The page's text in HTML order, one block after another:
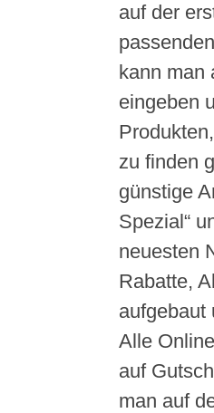
auf der
kann man
eingeben
zu finden
günstige
Spezial“
neuesten
Rabatte,
aufgebaut
Alle
auf
man auf